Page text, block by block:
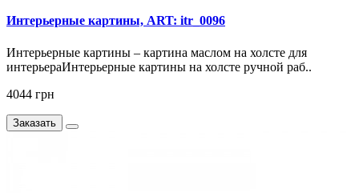
Интерьерные картины, ART: itr_0096
Интерьерные картины – картина маслом на холсте для
интерьераИнтерьерные картины на холсте ручной раб..
4044 грн
Заказать